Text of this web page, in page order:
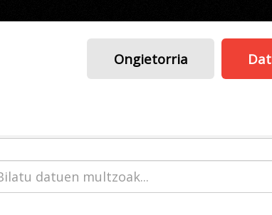
Ongietorria